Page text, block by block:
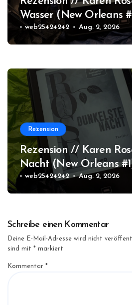
Wasser (New Orleans
web25424242 Aug. 2, 2026
Rezension
Rezension // Karen
Nacht (New Orleans
web25424242 Aug. 2, 2026
Schreibe einen Kommentar
Deine E-Mail-Adresse wird nicht
sind mit * markiert
Kommentar *